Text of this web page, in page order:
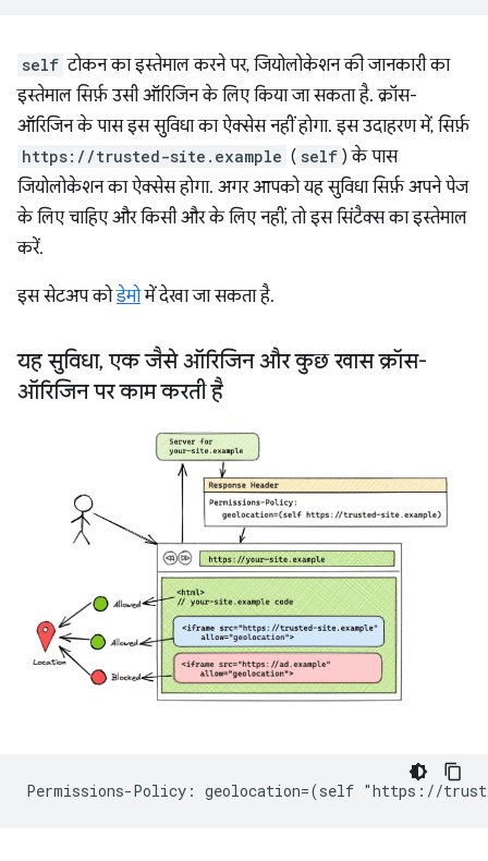
self टोकन का इस्तेमाल करने पर, जियोलोकेशन की जानकारी का
इस्तेमाल सिर्फ़ उसी ऑरिजिन के लिए किया जा सकता है. क्रॉस-
ऑरिजिन के पास इस सुविधा का ऐक्सेस नहीं होगा. इस उदाहरण में, सिर्फ़
https://trusted-site.example ( self ) के पास
जियोलोकेशन का ऐक्सेस होगा. अगर आपको यह सुविधा सिर्फ़ अपने पेज
के लिए चाहिए और किसी और के लिए नहीं, तो इस सिंटैक्स का इस्तेमाल
करें.
इस सेटअप कोडेमोमें देखा जा सकता है.
यह सुविधा, एक जैसे ऑरिजिन और कुछ खास क्रॉस-
ऑरिजिन पर काम करती है